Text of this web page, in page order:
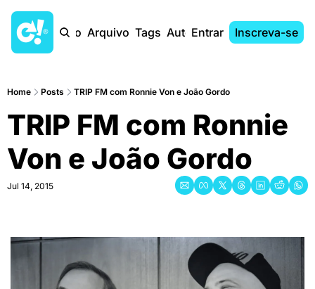
Início Arquivo Tags AutoresEntrar Inscreva-se
Home Posts TRIP FM com Ronnie Von e João Gordo
TRIP FM com Ronnie
Von e João Gordo
Jul 14, 2015